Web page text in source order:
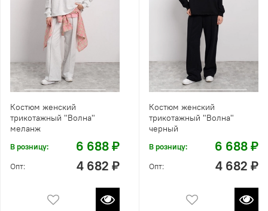
Костюм женский
трикотажный "Волна"
меланж
В розницу: 6 688 ₽
Опт: 4 682 ₽
Костюм женский
трикотажный "Волна"
черный
В розницу: 6 688 ₽
Опт: 4 682 ₽